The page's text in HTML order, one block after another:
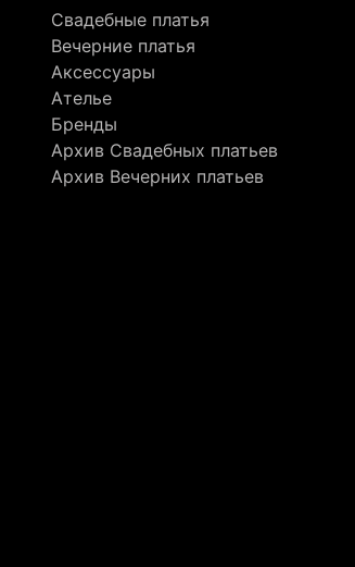
Свадебные платья
Вечерние платья
Аксессуары
Ателье
Бренды
Архив Свадебных платьев
Архив Вечерних платьев